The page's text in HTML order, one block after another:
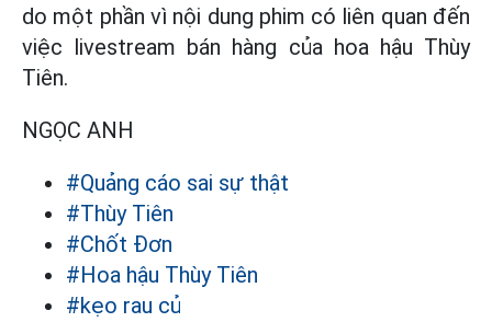
do một phần vì nội dung phim có liên quan đến
việc livestream bán hàng của hoa hậu Thùy
Tiên.
NGỌC ANH
#Quảng cáo sai sự thật
#Thùy Tiên
#Chốt Đơn
#Hoa hậu Thùy Tiên
#kẹo rau củ